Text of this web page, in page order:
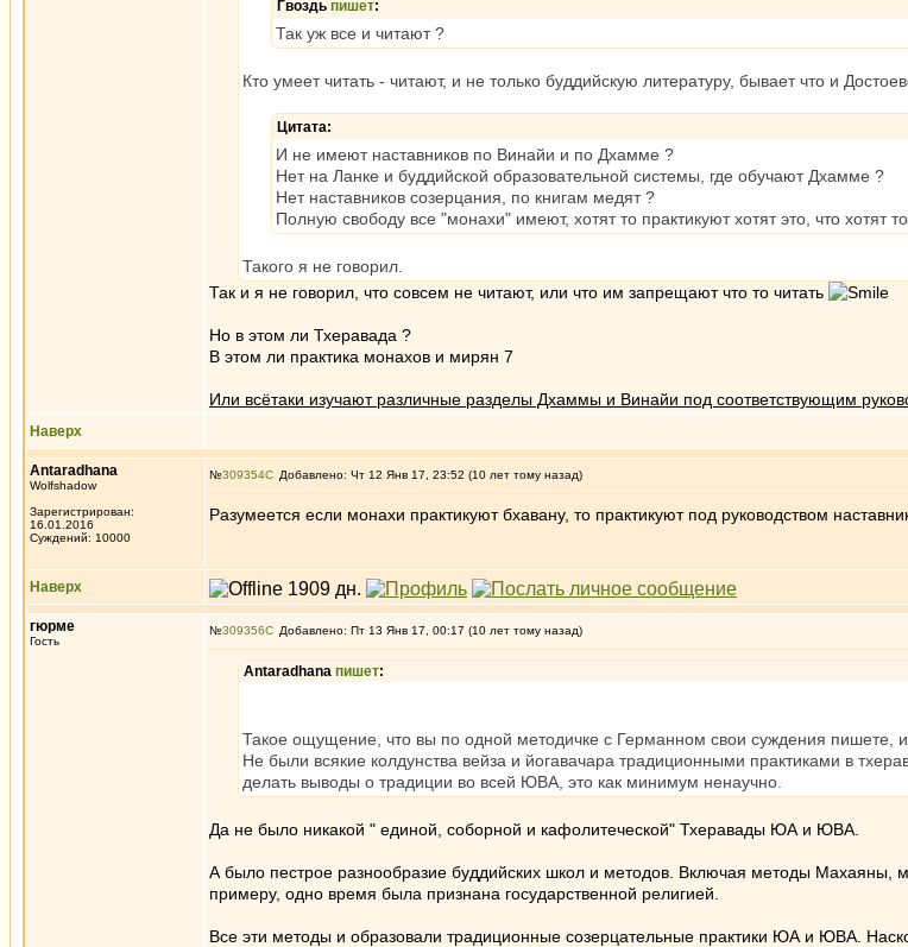
Гвоздь пишет:
Так уж все и читают ?
Кто умеет читать - читают, и не только буддийскую литературу, бывает что и
Цитата:
И не имеют наставников по Винайи и по Дхамме ?
Нет на Ланке и буддийской образовательной системы, где обучают Дхамме ?
Нет наставников созерцания, по книгам медят ?
Полную свободу все "монахи" имеют, хотят то практикуют хотят это, что
Такого я не говорил.
Так и я не говорил, что совсем не читают, или что им запрещают что то читать
Но в этом ли Тхеравада ?
В этом ли практика монахов и мирян 7
Или всётаки изучают различные разделы Дхаммы и Винайи под соответствующим
Наверх
Antaradhana
Wolfshadow
Зарегистрирован:
16.01.2016
Суждений: 10000
№309354 Добавлено: Чт 12 Янв 17, 23:52 (10 лет тому назад)
Разумеется если монахи практикуют бхавану, то практикуют под руководством
Наверх
гюрме
Гость
№309356 Добавлено: Пт 13 Янв 17, 00:17 (10 лет тому назад)
Antaradhana пишет:
Такое ощущение, что вы по одной методичке с Германном свои суждения пишете,
Не были всякие колдунства вейза и йогавачара традиционными практиками в
делать выводы о традиции во всей ЮВА, это как минимум ненаучно.
Да не было никакой " единой, соборной и кафолитеческой" Тхеравады ЮА и ЮВА.
А было пестрое разнообразие буддийских школ и методов. Включая методы Махаяны,
примеру, одно время была признана государственной религией.
Все эти методы и образовали традиционные созерцательные практики ЮА и ЮВА.